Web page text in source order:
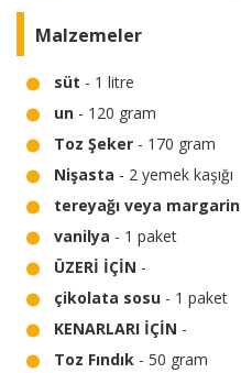
Malzemeler
süt - 1 litre
un - 120 gram
Toz Şeker - 170 gram
Nişasta - 2 yemek kaşığı
tereyağı veya margarin
vanilya - 1 paket
ÜZERİ İÇİN -
çikolata sosu - 1 paket
KENARLARI İÇİN -
Toz Fındık - 50 gram